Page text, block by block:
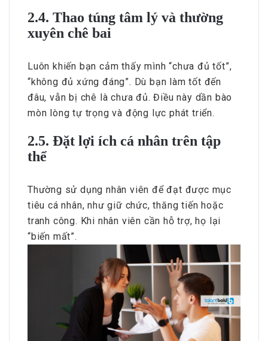
2.4. Thao túng tâm lý và thường
xuyên chê bai
Luôn khiến bạn cảm thấy mình “chưa đủ tốt”,
“không đủ xứng đáng”. Dù bạn làm tốt đến
đâu, vẫn bị chê là chưa đủ. Điều này dần bào
mòn lòng tự trọng và động lực phát triển.
2.5. Đặt lợi ích cá nhân trên tập
thể
Thường sử dụng nhân viên để đạt được mục
tiêu cá nhân, như giữ chức, thăng tiến hoặc
tranh công. Khi nhân viên cần hỗ trợ, họ lại
“biến mất”.